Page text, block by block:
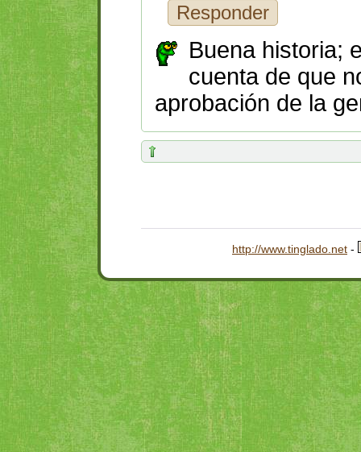
Responder
Buena historia;
cuenta de que
aprobación de la
http://www.tinglado.net -